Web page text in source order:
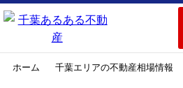
ホーム 千葉エリアの不動産相場情報